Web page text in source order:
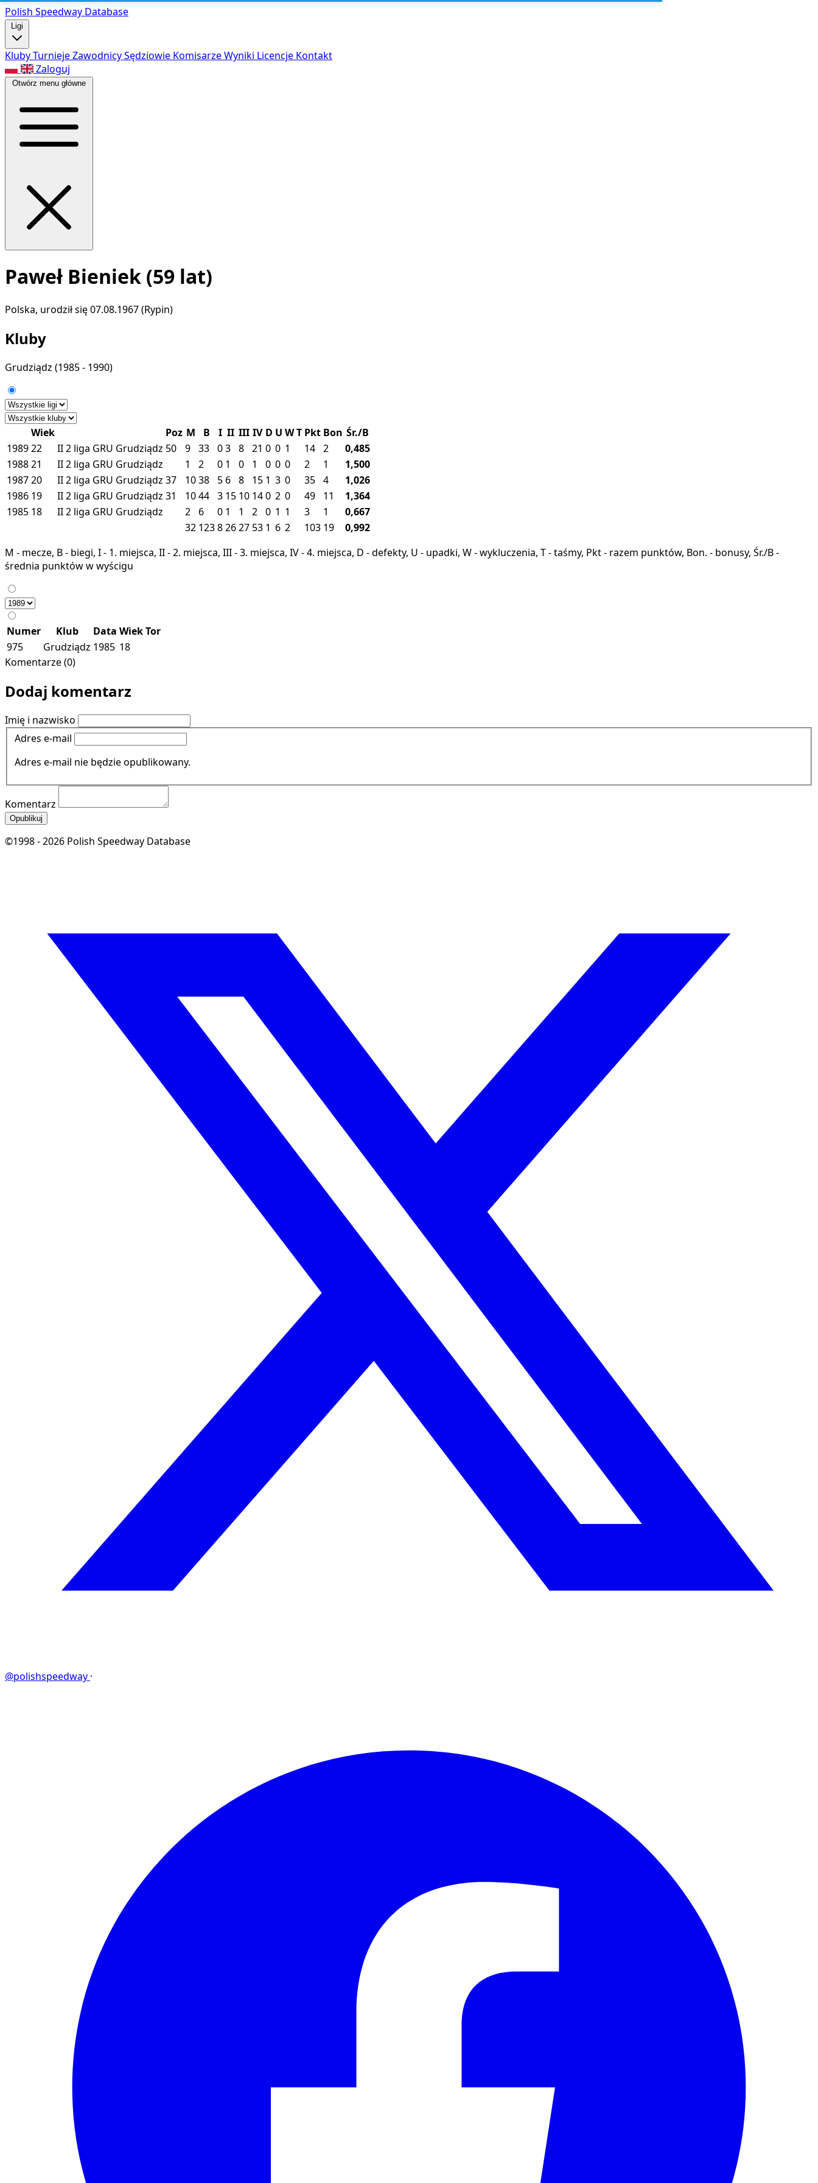
Polish Speedway Database
Ligi
KlubyTurniejeZawodnicySędziowie KomisarzeWyniki Licencje Kontakt
Zaloguj
Otwórz menu główne
Paweł Bieniek (59 lat)
Polska, urodził się 07.08.1967 (Rypin)
Kluby
Grudziądz (1985 - 1990)
Wiek Poz M B I II III IV D U WT Pkt Bon Śr./B
198922 II2 liga GRU Grudziądz 50 9 33 03 8 21 0 0 1 14 2
0,485
198821 II2 liga GRU Grudziądz 1 2 0 1 0 1 0 0 0 2 1
1,500
198720 II2 liga GRU Grudziądz 37 1038 5 6 8 15 1 3 0 35 4
1,026
1986 19 II2 liga GRU Grudziądz 31 1044 3 15 10 140 2 0 49 11
1,364
1985 18 II2 liga GRU Grudziądz 2 6 0 1 1 2 0 1 1 3 1
0,667
32 12382627 53 1 6 2 103 19
0,992
M - mecze, B - biegi, I - 1. miejsca, II - 2. miejsca, III - 3. miejsca, IV - 4. miejsca, D - defekty, U - upadki, W - wykluczenia, T - taśmy, Pkt - razem punktów, Bon. - bonusy, Śr./B -
średnia punktów w wyścigu
Numer Klub Data WiekTor
975
Grudziądz 1985 18
Komentarze (0)
Dodaj komentarz
Imię i nazwisko
Adres e-mail
Adres e-mail nie będzie opublikowany.
Komentarz
Opublikuj
©1998 - 2026 Polish Speedway Database
@polishspeedway ·